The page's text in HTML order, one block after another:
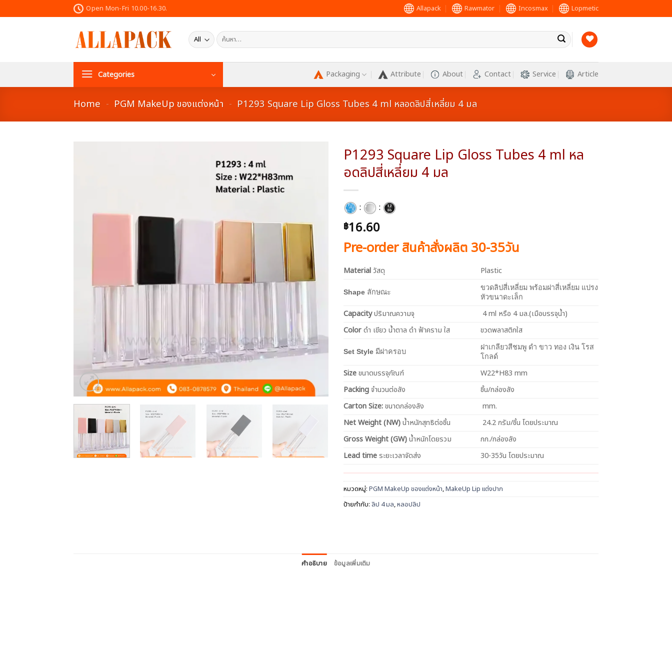
to
Open Mon-Fri 10.00-16.30. Allapack Rawmator Incosmax Lopmetic
ค้นหา:
Categories Packaging Attribute About Contact Service Article
Home - PGM MakeUp ของแต่งหน้า - P1293 Square Lip Gloss Tubes 4 ml หลอดลิปสี่เหลี่ยม 4 มล
P1293 Square Lip Gloss Tubes 4 ml หล
อดลิปสี่เหลี่ยม 4 มล
: :
฿16.60
Pre-order สินค้าสั่งผลิต 30-35วัน
Material วัสดุ Plastic
Shape ลักษณะ
ขวดลิปสี่เหลี่ยม พร้อมฝาสี่เหลี่ยม แปรง
หัวขนาดะเล็ก
Capacityปริมาณความจุ
4 ml หรือ 4 มล.(เมือบรรจุน้ำ)
Colorดำ เขียว น้ำตาล ดำ ฟ้าคราม ใส ขวดพลาสติกใส
Set Style มีฝาครอบ
ฝาเกลียวสีชมพู ดำ ขาว ทอง เงิน โรส
โกลด์
Sizeขนาดบรรจุภัณฑ์
W22*H83 mm
Packingจำนวนต่อลัง
ชิ้น/กล่องลัง
Carton Size:ขนาดกล่องลัง
mm.
NetWeight (NW)น้ำหนักสุทธิต่อชิ้น
24.2 กรัม/ชิ้น โดยประมาณ
Gross Weight (GW)น้ำหนักโดยรวม
กก./กล่องลัง
Lead time ระยะเวลาจัดส่ง 30-35วัน โดยประมาณ
หมวดหมู่: PGM MakeUp ของแต่งหน้า,MakeUp Lip แต่งปาก
ป้ายกำกับ: ลิป 4 มล,หลอปลิป
คำอธิบาย ข้อมูลเพิ่มเติม